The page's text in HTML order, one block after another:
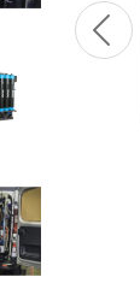
Previous